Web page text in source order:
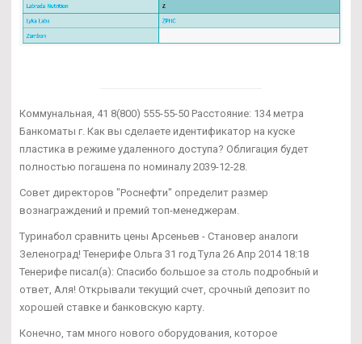
Коммунальная, 41 8(800) 555-55-50 Расстояние: 134 метра
Банкоматы г. Как вы сделаете идентификатор на куске
пластика в режиме удаленного доступа? Облигация будет
полностью погашена по номиналу 2039-12-28.
Совет директоров "Роснефти" определит размер
вознаграждений и премий топ-менеджерам.
Туринабол сравнить цены Арсеньев - Становер аналоги
Зеленоград! Тенерифе Ольга 31 год Тула 26 Апр 2014 18:18
Тенерифе писал(а): Спасибо большое за столь подробный и
ответ, Аля! Открывали текущий счет, срочный депозит по
хорошей ставке и банковскую карту.
Конечно, там много нового оборудования, которое